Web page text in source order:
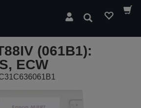
Pesquisar
(061B1):
ECW